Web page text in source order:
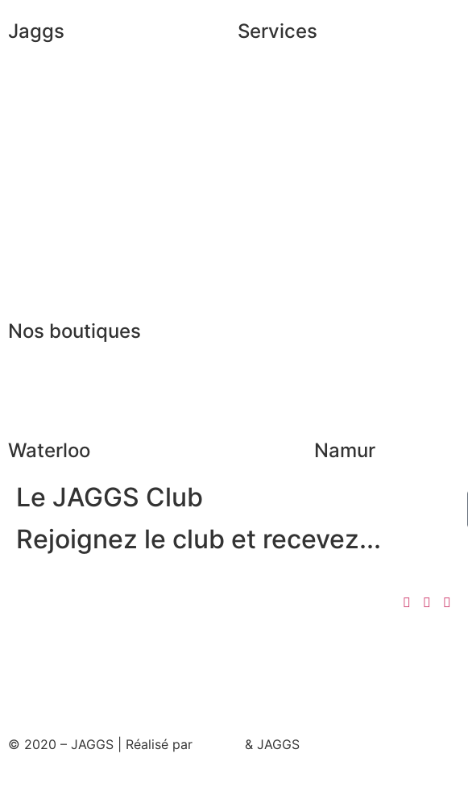
Jaggs Services
Nos boutiques
Waterloo Namur
Le JAGGS Club
Rejoignez le club et recevez...
© 2020 – JAGGS | Réalisé par & JAGGS